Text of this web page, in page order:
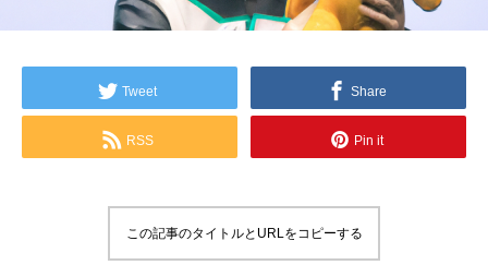
Tweet Share
RSS Pin it
この記事のタイトルとURLをコピーする